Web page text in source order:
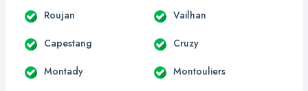
Roujan Vailhan
Capestang Cruzy
Montady Montouliers